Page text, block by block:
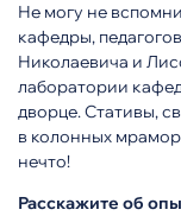
Не могу не
кафедры,
Николаевича и
лаборатории
дворце. Стативы,
в колонных
нечто!
Расскажите об